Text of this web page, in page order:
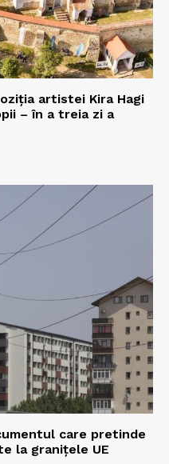
artistei Kira Hagi
– în a treia zi a
care pretinde
la granițele UE